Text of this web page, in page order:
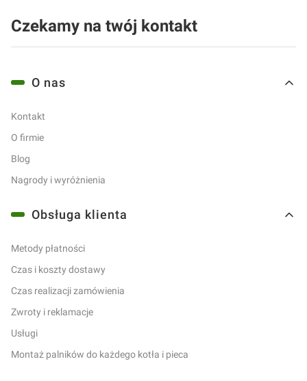
Czekamy na twój kontakt
Linki w stopce
O nas
Kontakt
O firmie
Blog
Nagrody i wyróżnienia
Obsługa klienta
Metody płatności
Czas i koszty dostawy
Czas realizacji zamówienia
Zwroty i reklamacje
Usługi
Montaż palników do każdego kotła i pieca